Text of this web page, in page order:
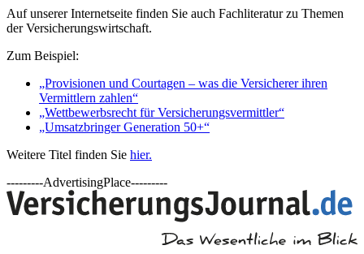
Auf unserer Internetseite finden Sie auch Fachliteratur zu Themen
der Versicherungswirtschaft.
Zum Beispiel:
„Provisionen und Courtagen – was die Versicherer ihren
Vermittlern zahlen“
„Wettbewerbsrecht für Versicherungsvermittler“
„Umsatzbringer Generation 50+“
Weitere Titel finden Sie hier.
---------AdvertisingPlace---------